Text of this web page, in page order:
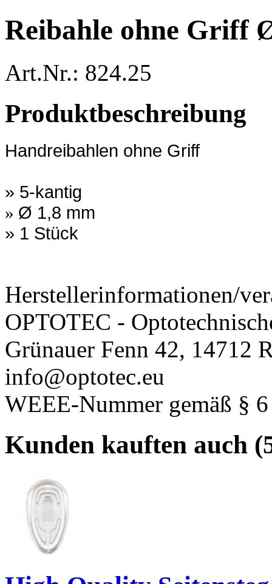
Reibahle ohne Griff
Art.Nr.: 824.25
Produktbeschreibung
Handreibahlen ohne Griff
» 5-kantig
» Ø 1,8 mm
» 1 Stück
Herstellerinformationen/
OPTOTEC -
Grünauer Fenn 42, 14712
info@optotec.eu
WEEE-Nummer gemäß §
Kunden kauften auch